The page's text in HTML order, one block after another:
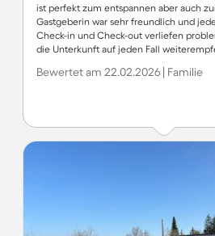
ist perfekt zum entspannen aber auch
Gastgeberin war sehr freundlich und
Check-in und Check-out verliefen
die Unterkunft auf jeden Fall
Bewertet am 22.02.2026 | Familie